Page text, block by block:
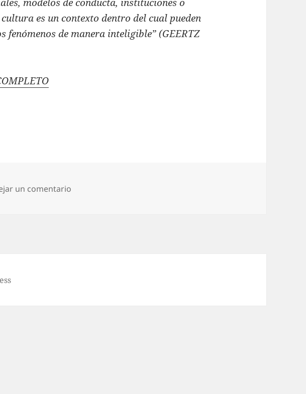
es un contexto dentro del cual pueden
fenómenos de manera inteligible” (GEERTZ
un comentario